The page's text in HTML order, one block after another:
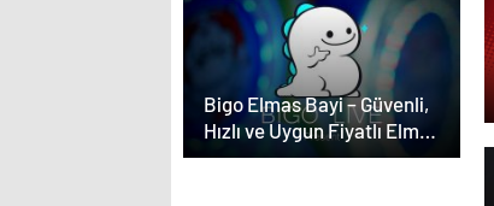
Bigo Elmas Bayi – Güvenli,
Hızlı ve Uygun Fiyatlı Elmas
Satın Almanın Yeni Adresi